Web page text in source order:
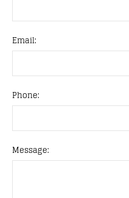
Email:
Phone:
Message: